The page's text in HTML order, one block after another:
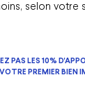
selon votre
PAS LES 10%
PREMIER BIEN